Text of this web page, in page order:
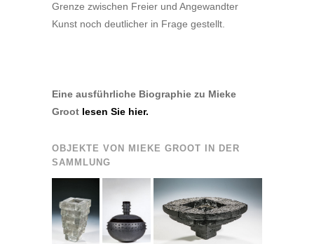
Grenze zwischen Freier und Angewandter
Kunst noch deutlicher in Frage gestellt.
Eine ausführliche Biographie zu Mieke
Groot lesen Sie hier.
OBJEKTE VON MIEKE GROOT IN DER
SAMMLUNG